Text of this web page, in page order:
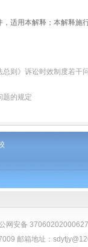
用本解释；本解释施
则》诉讼时效制度若干
题的规定
网安备
邮箱地址：